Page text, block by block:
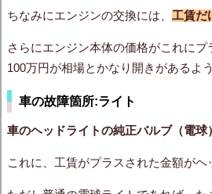
ちなみにエンジンの交換には、 工賃だ
さらにエンジン本体の価格がこれに
100万円が相場とかなり開きがあるよう
車の故障箇所:ライト
車のヘッドライトの純正バルブ（電球
これに、工賃がプラスされた金額が